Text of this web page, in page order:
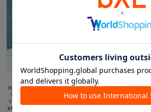

3COINS
《水拭き可能！》PPラタント
イレ収納ボックス
¥1,100
3COINS
《洗える》PPラタン収納ボッ